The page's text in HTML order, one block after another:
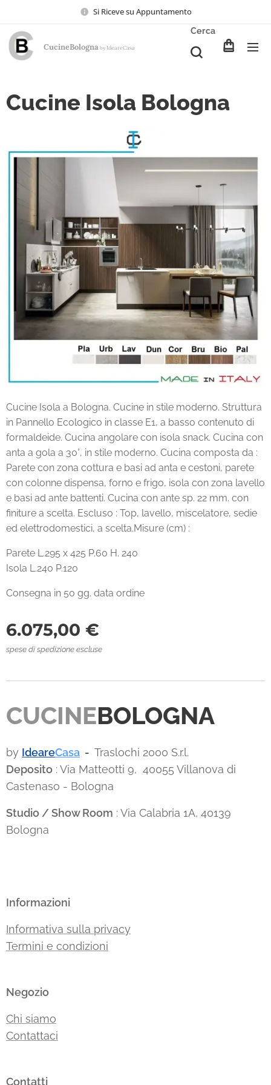
Si Riceve su Appuntamento
CucineBologna by IdeareCasa
Cerca
Cucine Isola Bologna
Cucine Isola a Bologna. Cucine in stile moderno. Struttura
in Pannello Ecologico in classe E1, a basso contenuto di
formaldeide. Cucina angolare con isola snack. Cucina con
anta a gola a 30°, in stile moderno. Cucina composta da :
Parete con zona cottura e basi ad anta e cestoni, parete
con colonne dispensa, forno e frigo, isola con zona lavello
e basi ad ante battenti. Cucina con ante sp. 22 mm. con
finiture a scelta. Escluso : Top, lavello, miscelatore, sedie
ed elettrodomestici, a scelta.Misure (cm) :
Parete L.295 x 425 P.60 H. 240
Isola L.240 P.120
Consegna in 50 gg. data ordine
6.075,00 €
spese di spedizione escluse
CUCINEBOLOGNA
by IdeareCasa - Traslochi 2000 S.r.l.
Deposito : Via Matteotti 9, 40055 Villanova di
Castenaso - Bologna
Studio / Show Room : Via Calabria 1A, 40139
Bologna
Informazioni
Informativa sulla privacy
Termini e condizioni
Negozio
Chi siamo
Contattaci
Contatti